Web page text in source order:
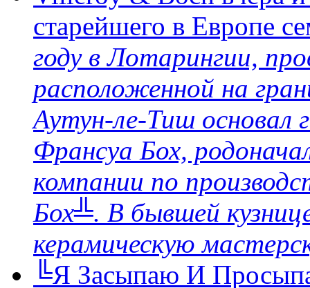
старейшего в Европе
году в Лотарингии,
расположенной на
Аутун-ле-Тиш основал
Франсуа Бох,
компании по
Бох╩. В бывшей
керамическую
╚Я Засыпаю И